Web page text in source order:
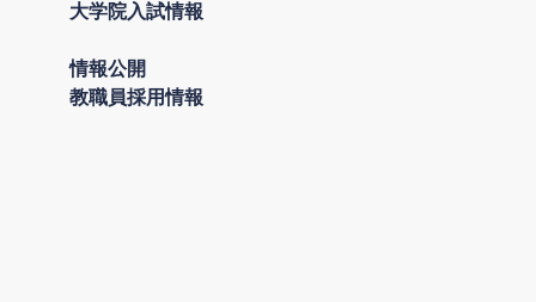
大学院入試情報
情報公開
教職員採用情報